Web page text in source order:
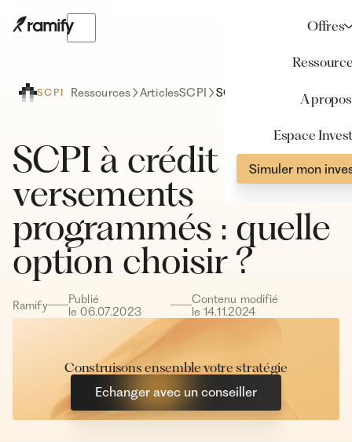
Offres
A propos
Espace
Simuler mon
SCPI Ressources ArticlesSCPI
SCPI à crédit vs avec
versements
programmés : quelle
option choisir ?
Ramify
Publié
le06.07.2023
Contenu modifié
le 14.11.2024
Construisons ensemble votre stratégie
Echanger avec un conseiller